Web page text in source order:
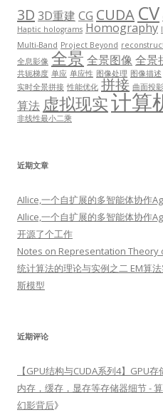
3D 3D重建 CG CUDA CV
Haptic holograms Homography
Multi-Band Project Beyond
全息影像 全景 全景图像 全景
共轭梯度 单应 单应性 图像处理 图像描述
实时全景拼接 性能优化 拼接 曲面投影
算法 虚拟现实计算
非线性最小二乘
近期文章
AIlice,一个自扩展的多智能体协作
AIlice,一个自扩展的多智能体协作
开源了个工作
Notes on Representation Theory
统计算法的理论与实例之二 EM算
斯模型
近期评论
【GPU结构与CUDA系列4】GPU
内存，缓存，显存等存储器细节 -
幻影背后》